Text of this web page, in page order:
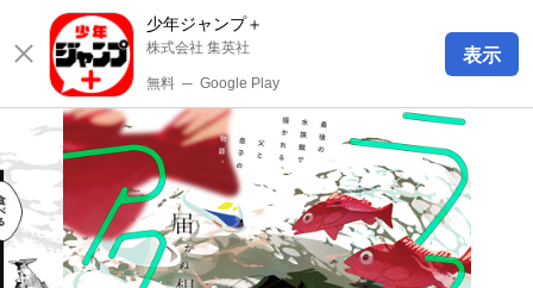
少年ジャンプ＋
株式会社 集英社
無料 ─ Google Play
表示